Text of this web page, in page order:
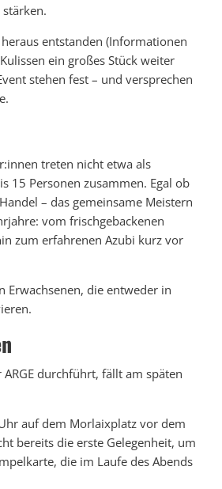
entstanden (Informationen
ein großes Stück weiter
stehen fest – und versprechen
treten nicht etwa als
15 Personen zusammen. Egal ob
– das gemeinsame Meistern
vom frischgebackenen
zum erfahrenen Azubi kurz vor
Erwachsenen, die entweder in
durchführt, fällt am späten
auf dem Morlaixplatz vor dem
bereits die erste Gelegenheit, um
die im Laufe des Abends